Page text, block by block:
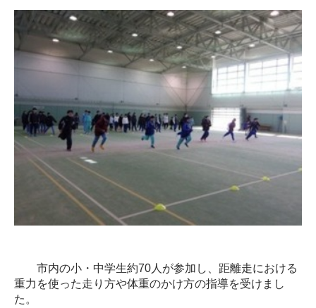
市内の小・中学生約70人が参加し、距離走における
重力を使った走り方や体重のかけ方の指導を受けまし
た。